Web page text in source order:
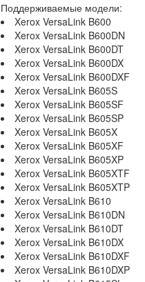
Поддерживаемые модели:
Xerox VersaLink B600
Xerox VersaLink B600DN
Xerox VersaLink B600DT
Xerox VersaLink B600DX
Xerox VersaLink B600DXF
Xerox VersaLink B605S
Xerox VersaLink B605SF
Xerox VersaLink B605SP
Xerox VersaLink B605X
Xerox VersaLink B605XF
Xerox VersaLink B605XP
Xerox VersaLink B605XTF
Xerox VersaLink B605XTP
Xerox VersaLink B610
Xerox VersaLink B610DN
Xerox VersaLink B610DT
Xerox VersaLink B610DX
Xerox VersaLink B610DXF
Xerox VersaLink B610DXP